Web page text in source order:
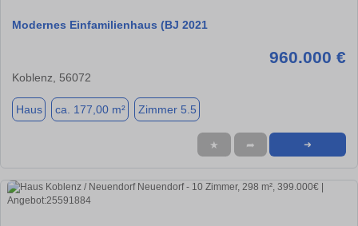
Modernes Einfamilienhaus (BJ 2021
960.000 €
Koblenz, 56072
Haus ca. 177,00 m² Zimmer 5.5
★ ➦ ➜